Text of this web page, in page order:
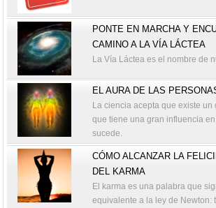
PONTE EN MARCHA Y
CAMINO A LA VÍA LÁCTEA
La Vía Láctea es el nombre de
EL AURA DE LAS
La ciencia acepta que existe un
que tiene una gran influencia
sucede.
CÓMO ALCANZAR LA
DEL KARMA
El karma es una palabra que
equivalente a la ley de Newton: